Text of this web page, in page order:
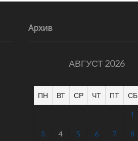
Архив
АВГУСТ 2026
ПН ВТ СР ЧТ ПТ СБ
1
3 4 5 6 7 8